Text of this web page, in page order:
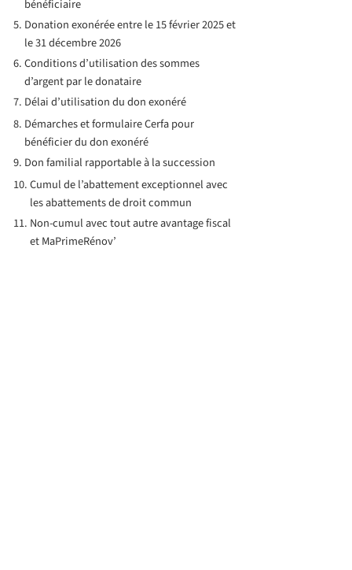
bénéficiaire
Donation exonérée entre le 15 février 2025 et
le 31 décembre 2026
Conditions d’utilisation des sommes
d’argent par le donataire
Délai d’utilisation du don exonéré
Démarches et formulaire Cerfa pour
bénéficier du don exonéré
Don familial rapportable à la succession
Cumul de l’abattement exceptionnel avec
les abattements de droit commun
Non-cumul avec tout autre avantage fiscal
et MaPrimeRénov’